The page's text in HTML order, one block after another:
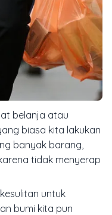
belanja atau
biasa kita lakukan
banyak barang,
tidak menyerap
untuk
bumi kita pun